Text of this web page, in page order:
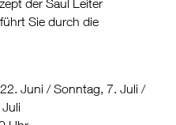
der Saul Leiter
Sie durch die
Juni / Sonntag, 7. Juli /